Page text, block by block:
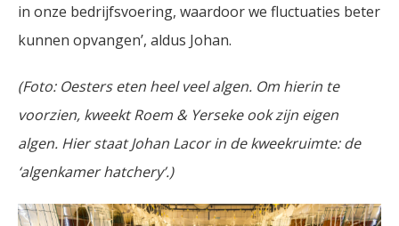
in onze bedrijfsvoering, waardoor we fluctuaties beter
kunnen opvangen’, aldus Johan.
(Foto: Oesters eten heel veel algen. Om hierin te
voorzien, kweekt Roem & Yerseke ook zijn eigen
algen. Hier staat Johan Lacor in de kweekruimte: de
‘algenkamer hatchery’.)